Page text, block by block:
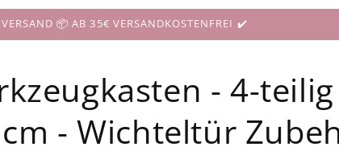
📦 AB 35€ VERSANDKOSTENFREI ✔️
- 4-teilig
- Wichteltür